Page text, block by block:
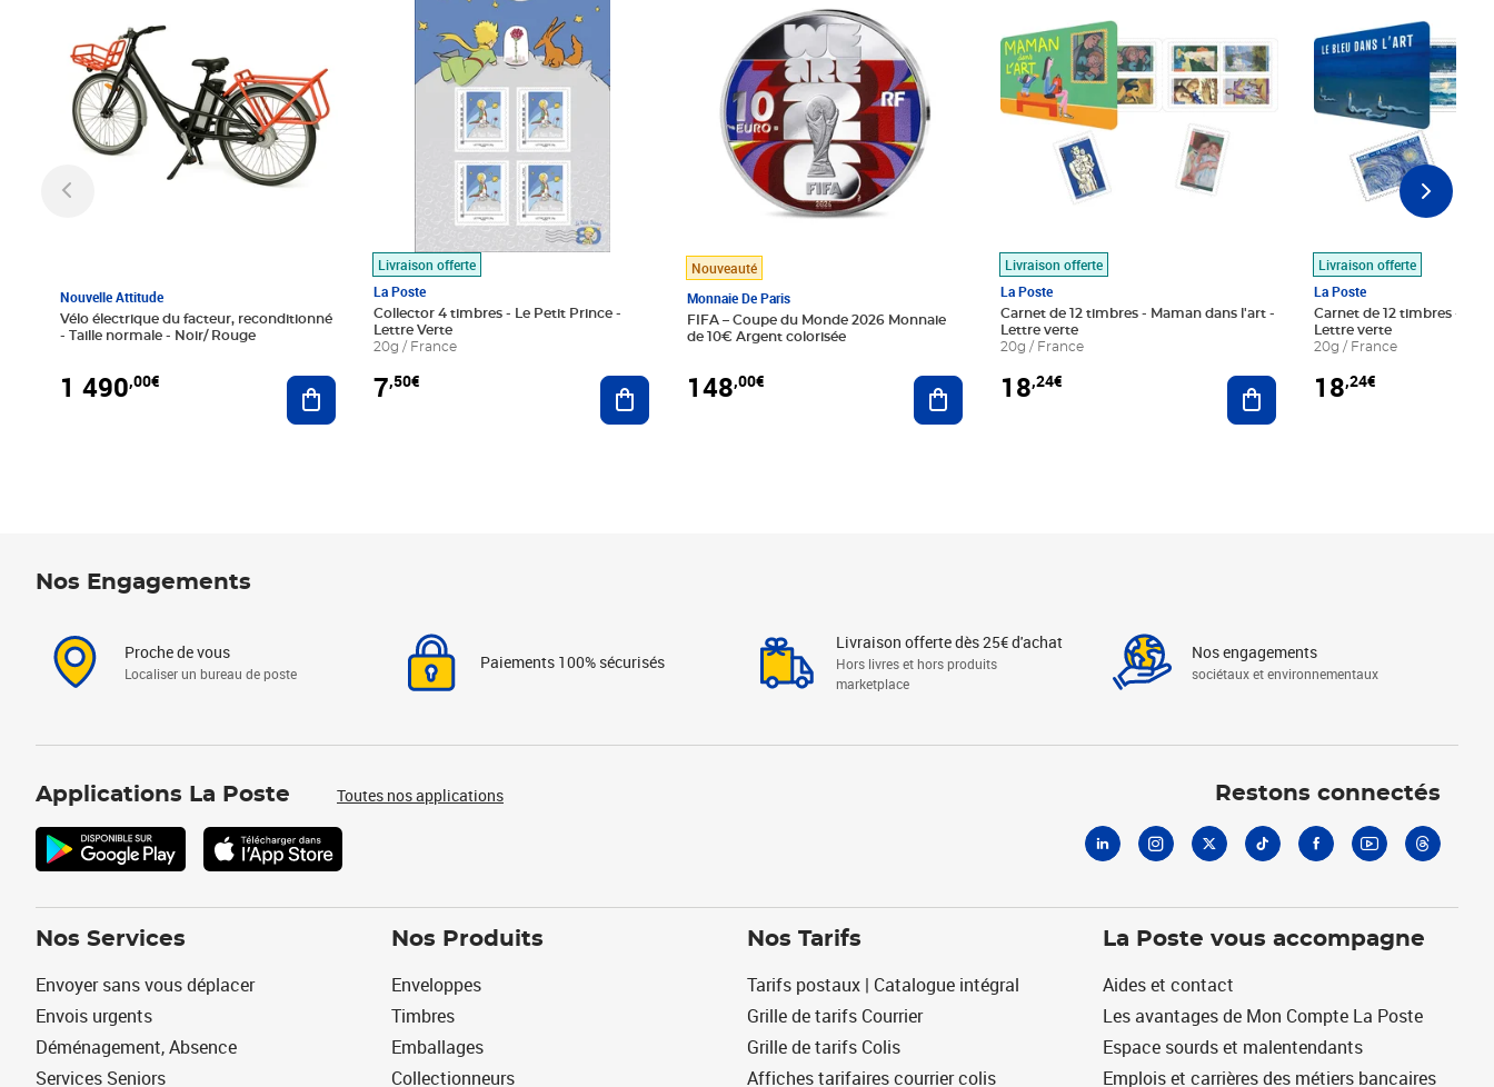
Nouvelle Attitude
Vélo électrique du facteur, reconditionné
- Taille normale - Noir/ Rouge
1 490,00€ Ajouter au panier
Livraison offerte
La Poste
Collector 4 timbres - Le Petit Prince -
Lettre Verte
20g / France
7,50€ Ajouter au panier
Nouveauté
Monnaie De Paris
FIFA – Coupe du Monde 2026 Monnaie
de 10€ Argent colorisée
148,00€ Ajouter au panier
Livraison offerte
La Poste
Carnet de 12 timbres - Maman dans l'art -
Lettre verte
20g / France
18,24€ Ajouter au panier
Livraison offerte
La Poste
Carnet de 12 timbres - Le
Lettre verte
20g / France
18,24€
Nos Engagements
Proche de vous
Localiser un bureau de poste
Paiements 100% sécurisés
Livraison offerte dès 25€ d'achat
Hors livres et hors produits
marketplace
Nos engagements
sociétaux et environnementaux
Applications La Poste Toutes nos applications Restons connectés
Nos Services
Envoyer sans vous déplacer
Envois urgents
Déménagement, Absence
Services Seniors
Nos Produits
Enveloppes
Timbres
Emballages
Collectionneurs
Nos Tarifs
Tarifs postaux | Catalogue intégral
Grille de tarifs Courrier
Grille de tarifs Colis
Affiches tarifaires courrier colis
La Poste vous accompagne
Aides et contact
Les avantages de Mon Compte La Poste
Espace sourds et malentendants
Emplois et carrières des métiers bancaires